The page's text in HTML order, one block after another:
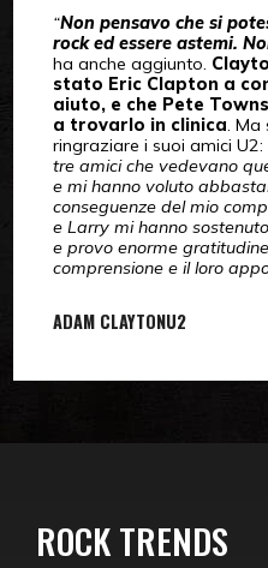
“Non pensavo che si
rock ed essere astemi.
ha anche aggiunto.
stato Eric Clapton a
aiuto, e che Pete
a trovarlo in clinica. Ma
ringraziare i suoi amici U2:
tre amici che vedevano
e mi hanno voluto
conseguenze del mio
e Larry mi hanno
e provo enorme
comprensione e il loro
ADAM CLAYTONU2
ROCK TRENDS